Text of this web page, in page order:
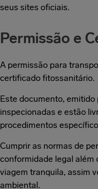
seus sites oficiais.
Permissão e
A permissão para
certificado fitossanitário.
Este documento,
inspecionadas e estão
procedimentos
Cumprir as normas de
conformidade legal além
viagem tranquila, assim
ambiental.